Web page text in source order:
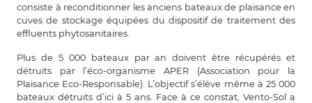
consiste à reconditionner les anciens bateaux de plaisance en
cuves de stockage équipées du dispositif de traitement des
effluents phytosanitaires.
Plus de 5 000 bateaux par an doivent être récupérés et
détruits par l’éco-organisme APER (Association pour la
Plaisance Eco-Responsable). L’objectif s’élève même à 25 000
bateaux détruits d’ici à 5 ans. Face à ce constat, Vento-Sol a